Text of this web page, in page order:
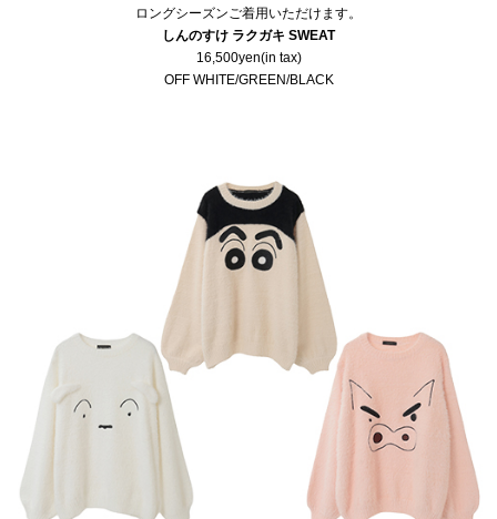
ロングシーズンご着用いただけます。
しんのすけ ラクガキ SWEAT
16,500yen(in tax)
OFF WHITE/GREEN/BLACK